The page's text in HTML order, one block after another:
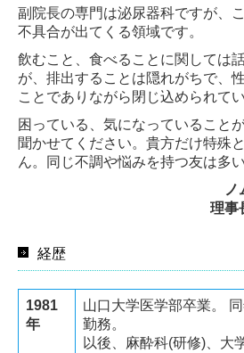
副院長の専門は泌尿器科ですが、
不具合が出てくる領域です。
飲むこと、食べることに関しては
が、排出することは隠れがちで、
ことでありながら閉じ込められて
困っている、気になっていること
聞かせてください。貴方だけ特殊
ん。同じ不調や悩みを持つ友は多
理
経歴
1981
年
山口大学医学部卒業。
勤務。
以後、麻酔科(研修)、大